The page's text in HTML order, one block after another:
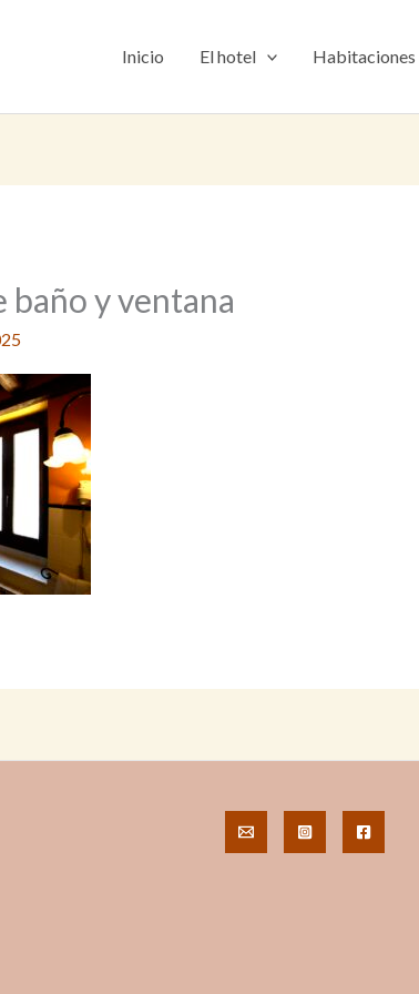
Inicio El hotel Habitaciones
y ventana